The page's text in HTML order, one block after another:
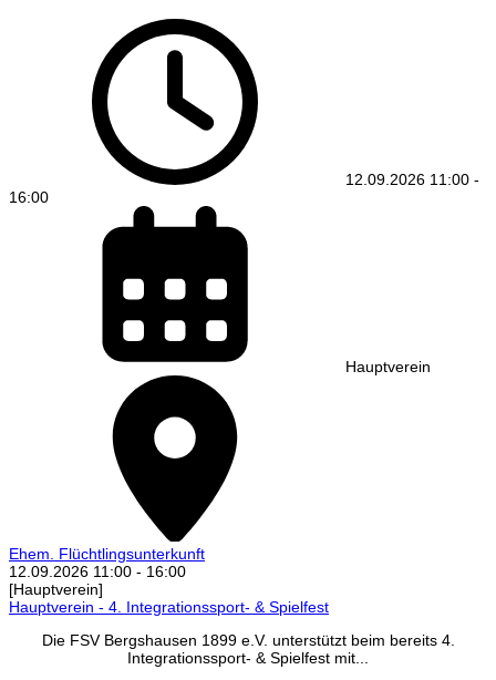
12.09.2026 11:00 -
16:00
Hauptverein
Ehem. Flüchtlingsunterkunft
12.09.2026 11:00 - 16:00
[Hauptverein]
Hauptverein - 4. Integrationssport- & Spielfest
Die FSV Bergshausen 1899 e.V. unterstützt beim bereits 4.
Integrationssport- & Spielfest mit...